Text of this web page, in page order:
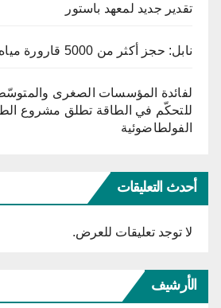
تقدير جديد لمعهد باستور
نابل: حجز أكثر من 5000 قارورة مياه معدنية
لفائدة المؤسسات الصغرى
للتحكّم في الطاقة تطلق مشروع
الفولطاضوئية
أحدث التعليقات
لا توجد تعليقات للعرض.
الأرشيف